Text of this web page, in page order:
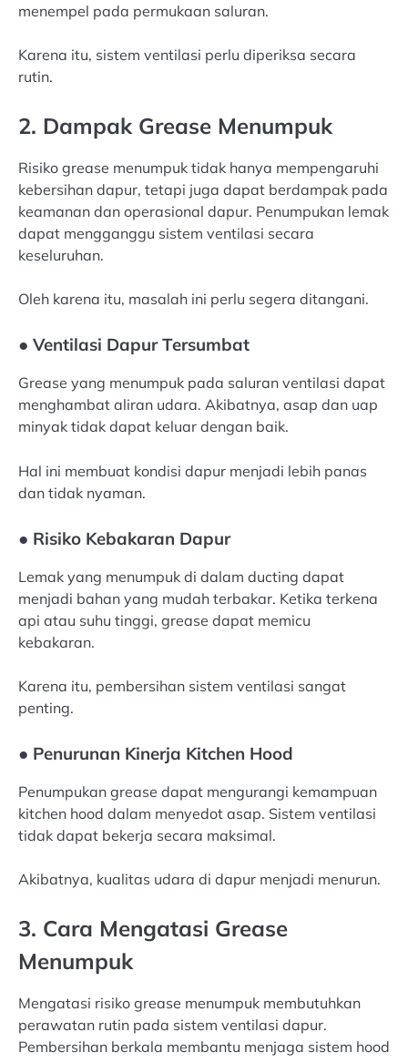
menempel pada permukaan saluran.
Karena itu, sistem ventilasi perlu diperiksa secara
rutin.
2. Dampak Grease Menumpuk
Risiko grease menumpuk tidak hanya mempengaruhi
kebersihan dapur, tetapi juga dapat berdampak pada
keamanan dan operasional dapur. Penumpukan lemak
dapat mengganggu sistem ventilasi secara
keseluruhan.
Oleh karena itu, masalah ini perlu segera ditangani.
● Ventilasi Dapur Tersumbat
Grease yang menumpuk pada saluran ventilasi dapat
menghambat aliran udara. Akibatnya, asap dan uap
minyak tidak dapat keluar dengan baik.
Hal ini membuat kondisi dapur menjadi lebih panas
dan tidak nyaman.
● Risiko Kebakaran Dapur
Lemak yang menumpuk di dalam ducting dapat
menjadi bahan yang mudah terbakar. Ketika terkena
api atau suhu tinggi, grease dapat memicu
kebakaran.
Karena itu, pembersihan sistem ventilasi sangat
penting.
● Penurunan Kinerja Kitchen Hood
Penumpukan grease dapat mengurangi kemampuan
kitchen hood dalam menyedot asap. Sistem ventilasi
tidak dapat bekerja secara maksimal.
Akibatnya, kualitas udara di dapur menjadi menurun.
3. Cara Mengatasi Grease
Menumpuk
Mengatasi risiko grease menumpuk membutuhkan
perawatan rutin pada sistem ventilasi dapur.
Pembersihan berkala membantu menjaga sistem hood